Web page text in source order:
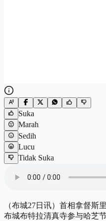
Suka
Marah
Sedih
Lucu
Tidak Suka
（布城27日讯）首相拿督斯
布城布特拉清真寺参与哈芝